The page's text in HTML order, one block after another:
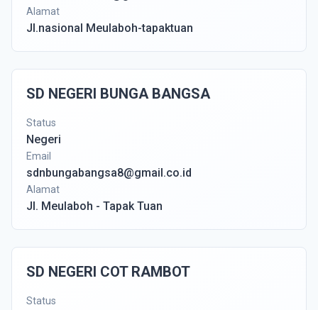
Alamat
Jl.nasional Meulaboh-tapaktuan
SD NEGERI BUNGA BANGSA
Status
Negeri
Email
sdnbungabangsa8@gmail.co.id
Alamat
Jl. Meulaboh - Tapak Tuan
SD NEGERI COT RAMBOT
Status